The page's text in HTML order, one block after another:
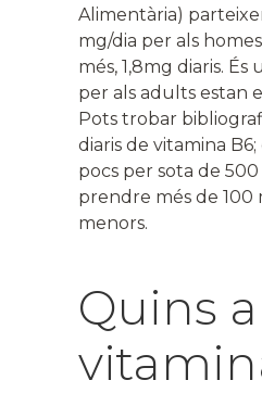
Alimentària)
mg/dia per als
més, 1,8mg diaris.
per als adults estan
Pots trobar
diaris de vitamina
pocs per sota de
prendre més de 100
menors.
Quins